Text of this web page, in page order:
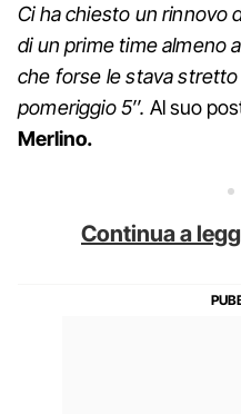
Ci ha chiesto un rinnovo
di un prime time almeno
che forse le stava stretto
pomeriggio 5″. Al suo
Merlino.
Continua a